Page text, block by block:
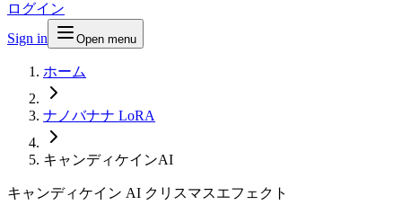
ログイン
Sign in
Open menu
ホーム
ナノバナナ LoRA
キャンディケインAI
キャンディケイン AI クリスマスエフェクト